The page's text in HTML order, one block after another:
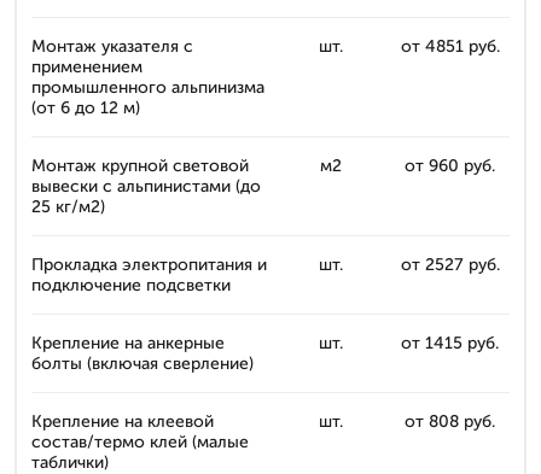
Монтаж указателя с
применением
промышленного альпинизма
(от 6 до 12 м)
шт. от 4851 руб.
Монтаж крупной световой
вывески с альпинистами (до
25 кг/м2)
м2 от 960 руб.
Прокладка электропитания и
подключение подсветки
шт. от 2527 руб.
Крепление на анкерные
болты (включая сверление)
шт. от 1415 руб.
Крепление на клеевой
состав/термо клей (малые
таблички)
шт. от 808 руб.